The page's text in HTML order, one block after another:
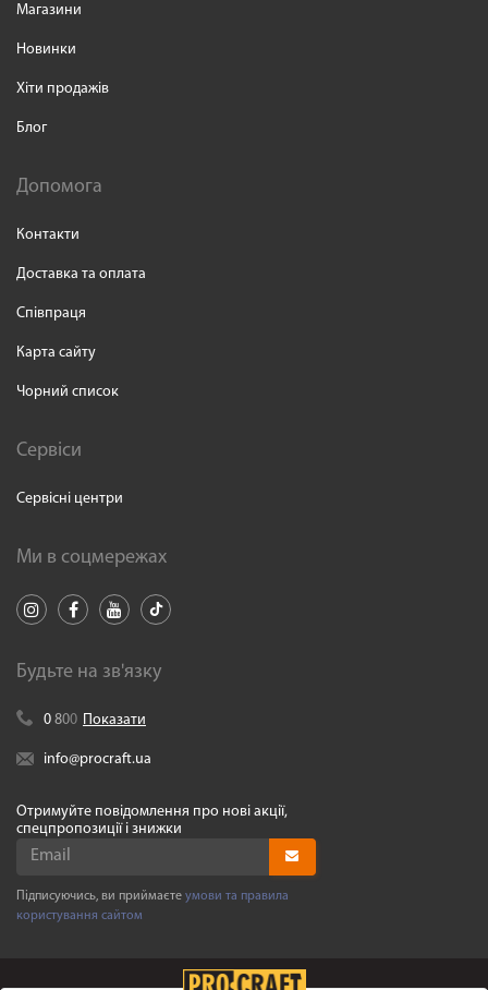
Магазини
Новинки
Хіти продажів
Блог
Допомога
Контакти
Доставка та оплата
Співпраця
Карта сайту
Чорний список
Сервіси
Сервісні центри
Ми в соцмережах
Будьте на зв'язку
0 800 Показати
info@procraft.ua
Отримуйте повідомлення про нові акції,
спецпропозиції і знижки
Підписуючись, ви приймаєте умови та правила
користування сайтом